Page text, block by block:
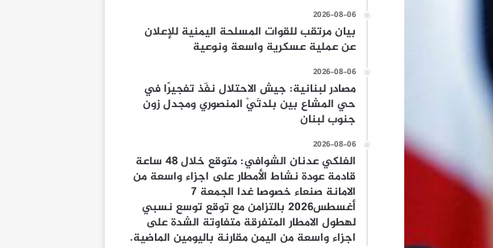
2026-08-06
بيان مرتقب للقوات المسلحة اليمنية للإعلان
عن عملية عسكرية واسعة ونوعية
2026-08-06
مصادر لبنانية: جيش الاحتلال نفّذ تفجيرًا في
حي المشاع بين بلدتَيْ المنصوري ومجدل زون
جنوب لبنان
2026-08-06
الفلكي عدنان الشوافي: متوقع خلال 48 ساعة
قادمة عودة نشاط الأمطار على اجزاء واسعة من
الامانة صنعاء خصوصا غدا الجمعة 7
أغسطس2026 بالتزامن مع توقع توسع نسبي
لهطول الامطار المتفرقة متفاوتة الشدة على
اجزاء واسعة من اليمن مقارنة باليومين الماضية.